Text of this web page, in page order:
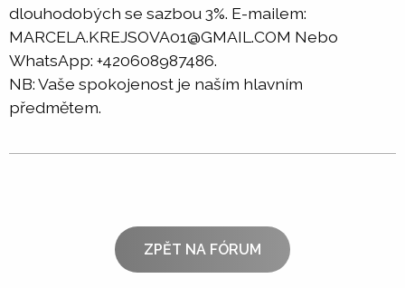
dlouhodobých se sazbou 3%. E-mailem:
MARCELA.KREJSOVA01@GMAIL.COM Nebo
WhatsApp: +420608987486.
NB: Vaše spokojenost je naším hlavním
předmětem.
ZPĚT NA FÓRUM